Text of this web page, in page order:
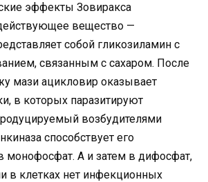
эффекты Зовиракса
вещество —
собой гликозиламин с
связанным с сахаром. После
мази ацикловир оказывает
в которых паразитируют
возбудителями
способствует его
монофосфат. А и затем в дифосфат,
в клетках нет инфекционных